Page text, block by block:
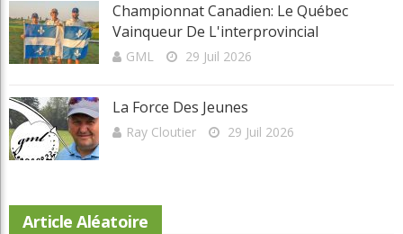
Championnat Canadien: Le Québec
Vainqueur De L'interprovincial
GML 29 Juil 2026
La Force Des Jeunes
Ray Cloutier 29 Juil 2026
Article Aléatoire